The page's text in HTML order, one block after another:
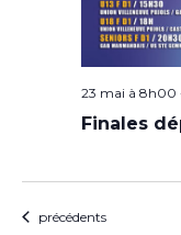
23 mai à 8h00
Finales
Évènements
précédents